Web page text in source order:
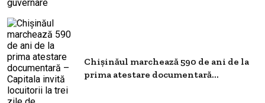
Chișinăul marchează 590 de ani de la
prima atestare documentară...